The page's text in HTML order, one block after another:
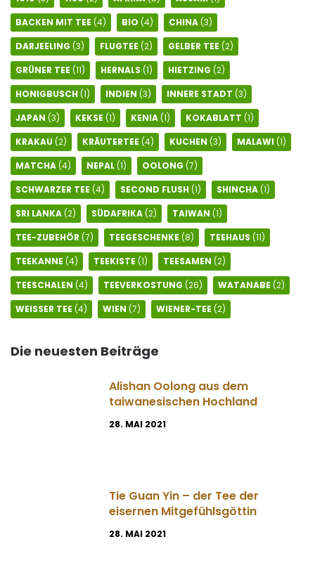
BACKEN MIT TEE (4) BIO (4) CHINA(3)
DARJEELING (3) FLUGTEE (2) GELBER TEE (2)
GRÜNER TEE (11) HERNALS (1) HIETZING (2)
HONIGBUSCH(1) INDIEN (3) INNERE STADT (3)
JAPAN (3) KEKSE (1) KENIA(1) KOKABLATT (1)
KRAKAU(2) KRÄUTERTEE (4) KUCHEN (3) MALAWI(1)
MATCHA(4) NEPAL(1) OOLONG (7)
SCHWARZER TEE (4) SECOND FLUSH(1) SHINCHA(1)
SRI LANKA(2) SÜDAFRIKA(2) TAIWAN (1)
TEE-ZUBEHÖR (7) TEEGESCHENKE (8) TEEHAUS (11)
TEEKANNE (4) TEEKISTE (1) TEESAMEN (2)
TEESCHALEN (4) TEEVERKOSTUNG (26) WATANABE (2)
WEISSER TEE
(4) WIEN (7) WIENER-TEE (2)
Die neuesten Beiträge
Alishan Oolong aus dem
taiwanesischen Hochland
28. MAI 2021
Tie Guan Yin – der Tee der
eisernen Mitgefühlsgöttin
28. MAI 2021